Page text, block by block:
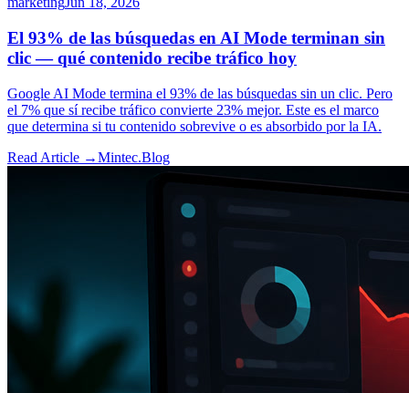
El 93% de las búsquedas en AI Mode terminan sin
clic — qué contenido recibe tráfico hoy
Google AI Mode termina el 93% de las búsquedas sin un clic. Pero
el 7% que sí recibe tráfico convierte 23% mejor. Este es el marco
que determina si tu contenido sobrevive o es absorbido por la IA.
Read Article →Mintec.Blog